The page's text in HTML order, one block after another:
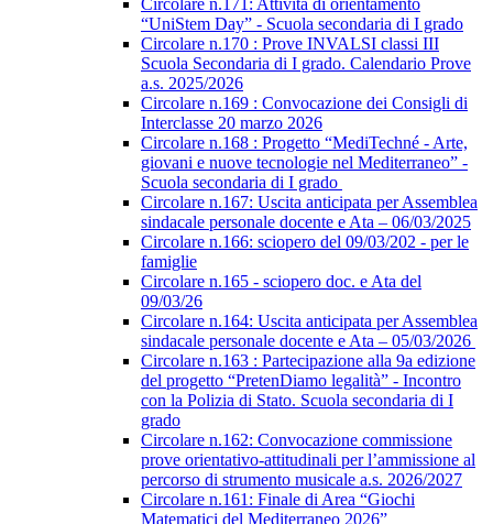
Circolare n.171: Attività di orientamento
“UniStem Day” - Scuola secondaria di I grado
Circolare n.170 : Prove INVALSI classi III
Scuola Secondaria di I grado. Calendario Prove
a.s. 2025/2026
Circolare n.169 : Convocazione dei Consigli di
Interclasse 20 marzo 2026
Circolare n.168 : Progetto “MediTechné - Arte,
giovani e nuove tecnologie nel Mediterraneo” -
Scuola secondaria di I grado
Circolare n.167: Uscita anticipata per Assemblea
sindacale personale docente e Ata – 06/03/2025
Circolare n.166: sciopero del 09/03/202 - per le
famiglie
Circolare n.165 - sciopero doc. e Ata del
09/03/26
Circolare n.164: Uscita anticipata per Assemblea
sindacale personale docente e Ata – 05/03/2026
Circolare n.163 : Partecipazione alla 9a edizione
del progetto “PretenDiamo legalità” - Incontro
con la Polizia di Stato. Scuola secondaria di I
grado
Circolare n.162: Convocazione commissione
prove orientativo-attitudinali per l’ammissione al
percorso di strumento musicale a.s. 2026/2027
Circolare n.161: Finale di Area “Giochi
Matematici del Mediterraneo 2026”